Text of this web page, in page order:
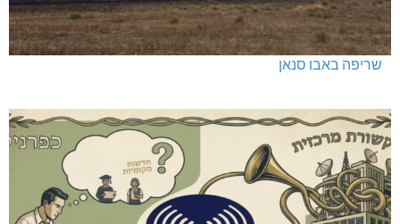
שריפה באבו סנאן